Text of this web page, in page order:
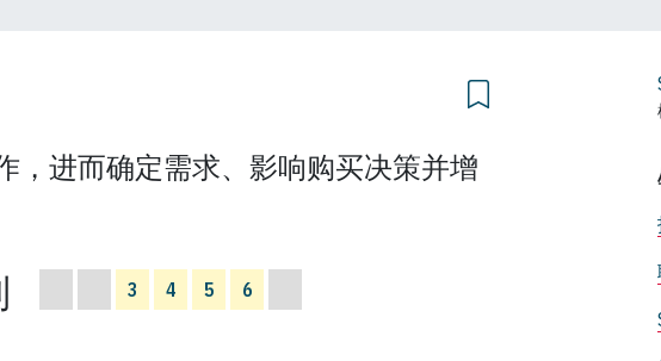
，进而确定需求、影响购买决策并增
3 4 5 6